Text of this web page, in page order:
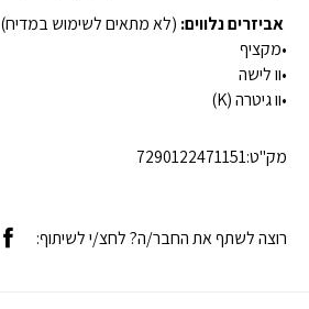
אביזרים נלווים: (לא מתאים לשימוש במדיח)
•מקציף
•וו לישה
•וו גיטרה (K)
מק"ט:7290122471151
רוצה לשתף את החבר/ה? לחצ/י לשיתוף: